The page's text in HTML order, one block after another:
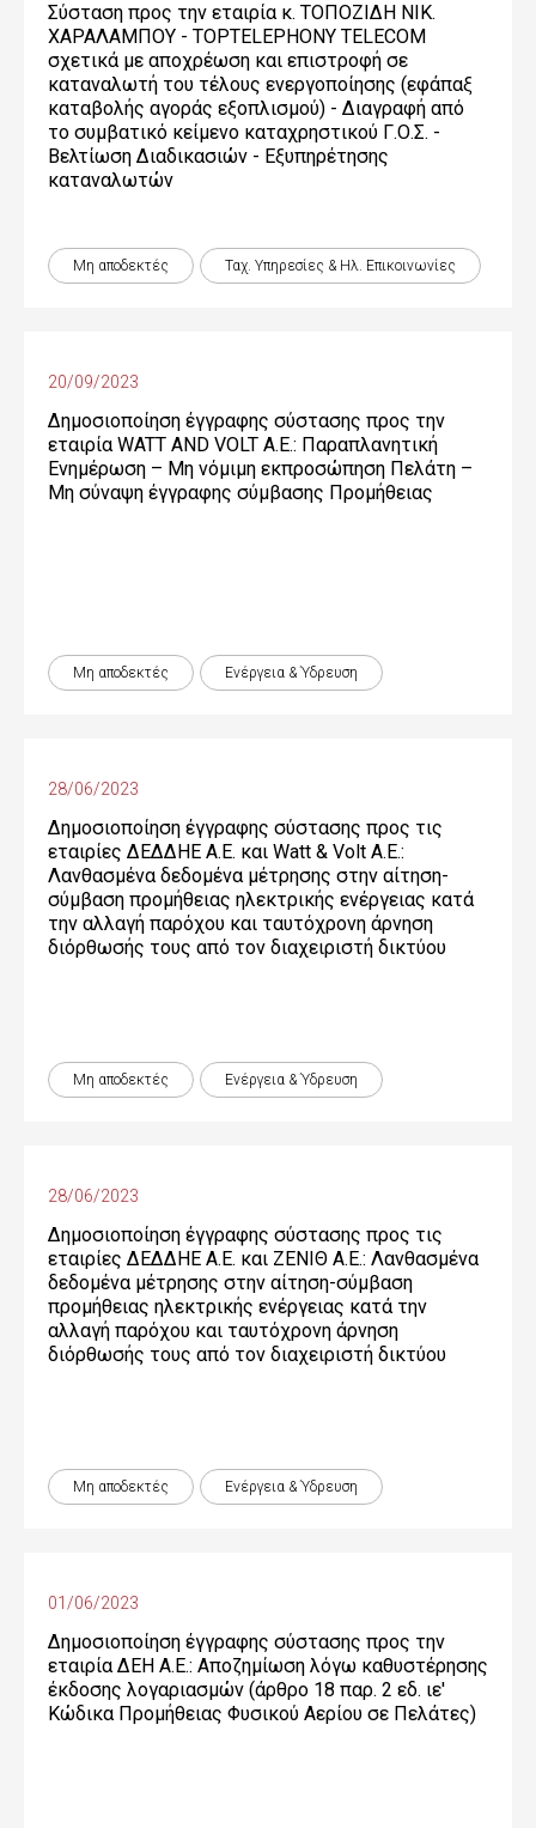
Σύσταση προς την εταιρία κ. ΤΟΠΟΖΙΔΗ ΝΙΚ.
ΧΑΡΑΛΑΜΠΟΥ - TOPTELEPHONY TELECOM
σχετικά με αποχρέωση και επιστροφή σε
καταναλωτή του τέλους ενεργοποίησης (εφάπαξ
καταβολής αγοράς εξοπλισμού) - Διαγραφή από
το συμβατικό κείμενο καταχρηστικού Γ.Ο.Σ. -
Βελτίωση Διαδικασιών - Εξυπηρέτησης
καταναλωτών
Μη αποδεκτές Ταχ. Υπηρεσίες & Ηλ. Επικοινωνίες
20/09/2023
Δημοσιοποίηση έγγραφης σύστασης προς την
εταιρία WATT AND VOLT A.E.: Παραπλανητική
Ενημέρωση – Μη νόμιμη εκπροσώπηση Πελάτη –
Μη σύναψη έγγραφης σύμβασης Προμήθειας
Μη αποδεκτές Ενέργεια & Ύδρευση
28/06/2023
Δημοσιοποίηση έγγραφης σύστασης προς τις
εταιρίες ΔΕΔΔΗΕ Α.Ε. και Watt & Volt Α.Ε.:
Λανθασμένα δεδομένα μέτρησης στην αίτηση-
σύμβαση προμήθειας ηλεκτρικής ενέργειας κατά
την αλλαγή παρόχου και ταυτόχρονη άρνηση
διόρθωσής τους από τον διαχειριστή δικτύου
Μη αποδεκτές Ενέργεια & Ύδρευση
28/06/2023
Δημοσιοποίηση έγγραφης σύστασης προς τις
εταιρίες ΔΕΔΔΗΕ Α.Ε. και ΖΕΝΙΘ Α.Ε.: Λανθασμένα
δεδομένα μέτρησης στην αίτηση-σύμβαση
προμήθειας ηλεκτρικής ενέργειας κατά την
αλλαγή παρόχου και ταυτόχρονη άρνηση
διόρθωσής τους από τον διαχειριστή δικτύου
Μη αποδεκτές Ενέργεια & Ύδρευση
01/06/2023
Δημοσιοποίηση έγγραφης σύστασης προς την
εταιρία ΔΕΗ Α.Ε.: Αποζημίωση λόγω καθυστέρησης
έκδοσης λογαριασμών (άρθρο 18 παρ. 2 εδ. ιε'
Κώδικα Προμήθειας Φυσικού Αερίου σε Πελάτες)